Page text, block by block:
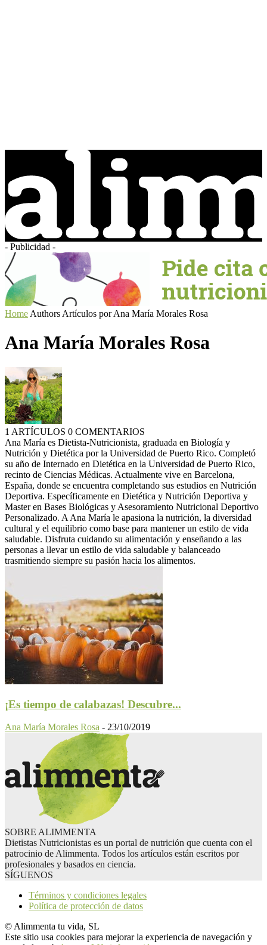
- Publicidad -
Home Authors Artículos por Ana María Morales Rosa
Ana María Morales Rosa
1 ARTÍCULOS 0 COMENTARIOS
Ana María es Dietista-Nutricionista, graduada en Biología y
Nutrición y Dietética por la Universidad de Puerto Rico. Completó
su año de Internado en Dietética en la Universidad de Puerto Rico,
recinto de Ciencias Médicas. Actualmente vive en Barcelona,
España, donde se encuentra completando sus estudios en Nutrición
Deportiva. Específicamente en Dietética y Nutrición Deportiva y
Master en Bases Biológicas y Asesoramiento Nutricional Deportivo
Personalizado. A Ana María le apasiona la nutrición, la diversidad
cultural y el equilibrio como base para mantener un estilo de vida
saludable. Disfruta cuidando su alimentación y enseñando a las
personas a llevar un estilo de vida saludable y balanceado
trasmitiendo siempre su pasión hacia los alimentos.
¡Es tiempo de calabazas! Descubre...
Ana María Morales Rosa - 23/10/2019
SOBRE ALIMMENTA
Dietistas Nutricionistas es un portal de nutrición que cuenta con el
patrocinio de Alimmenta. Todos los artículos están escritos por
profesionales y basados en ciencia.
SÍGUENOS
Términos y condiciones legales
Política de protección de datos
© Alimmenta tu vida, SL
Este sitio usa cookies para mejorar la experiencia de navegación y